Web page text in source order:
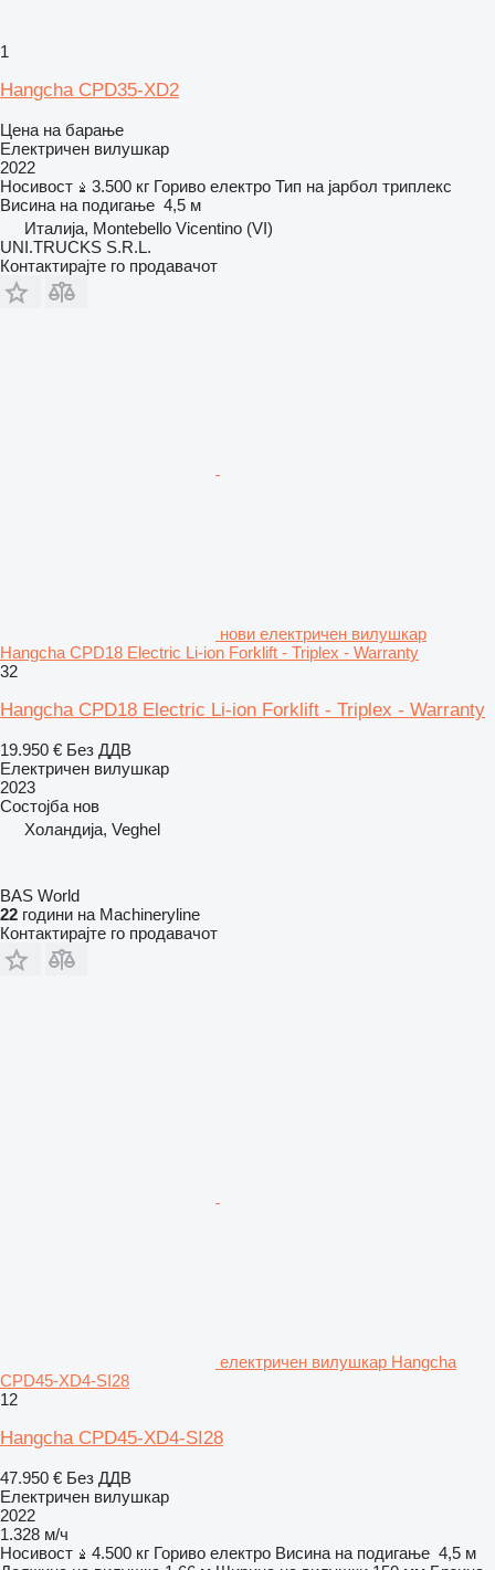
1
Hangcha CPD35-XD2
Цена на барање
Електричен вилушкар
2022
Носивост
3.500 кг Гориво електро Тип на јарбол триплекс
Висина на подигање 4,5 м
Италија, Montebello Vicentino (VI)
UNI.TRUCKS S.R.L.
Контактирајте го продавачот
нови електричен вилушкар
Hangcha CPD18 Electric Li-ion Forklift - Triplex - Warranty
32
Hangcha CPD18 Electric Li-ion Forklift - Triplex - Warranty
19.950 € Без ДДВ
Електричен вилушкар
2023
Состојба нов
Холандија, Veghel
BAS World
22 години на Machineryline
Контактирајте го продавачот
електричен вилушкар Hangcha
CPD45-XD4-SI28
12
Hangcha CPD45-XD4-SI28
47.950 € Без ДДВ
Електричен вилушкар
2022
1.328 м/ч
Носивост
4.500 кг Гориво електро Висина на подигање 4,5 м